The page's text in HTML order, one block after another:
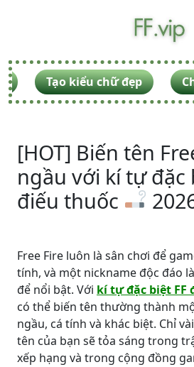
Tạo kiểu chữ đẹp
[HOT] Biến tên
ngầu với kí tự đặc
điếu thuốc
Free Fire luôn là sân chơi để
tính, và một nickname độc đáo
để nổi bật. Với kí tự đặc biệt FF
có thể biến tên thường thành
ngầu, cá tính và khác biệt. Chỉ
tên của bạn sẽ tỏa sáng trong
xếp hạng và trong cộng đồng